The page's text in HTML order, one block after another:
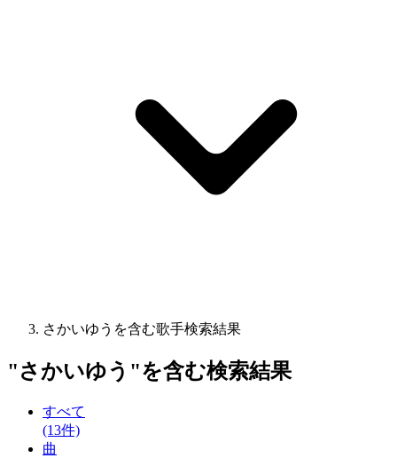
さかいゆうを含む歌手検索結果
"さかいゆう "を含む検索結果
すべて
(13件)
曲